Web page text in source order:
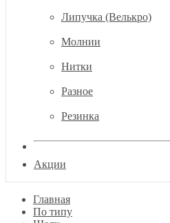
Липучка (Велькро)
Молнии
Нитки
Разное
Резинка
Акции
Главная
По типу